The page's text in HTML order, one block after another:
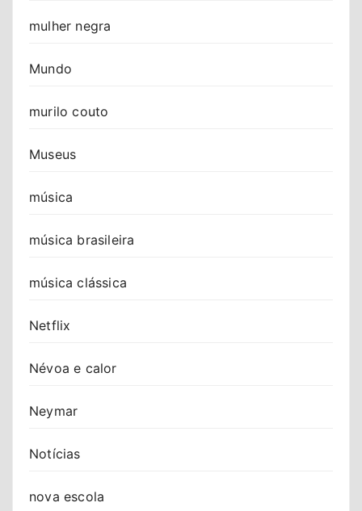
mulher negra
Mundo
murilo couto
Museus
música
música brasileira
música clássica
Netflix
Névoa e calor
Neymar
Notícias
nova escola